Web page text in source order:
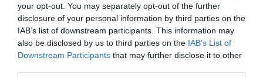
your opt-out. You may separately opt-out of the further
disclosure of your personal information by third parties on the
IAB’s list of downstream participants. This information may
also be disclosed by us to third parties on the IAB’s List of
Downstream Participants that may further disclose it to other
Ο καιρός αλλάζει πρόσωπο:
Έρχονται 40άρια μαζί με
θυελλώδη μελτέμια
07.08.2026 | 22:20
Εύβοια: Ηχηρό μήνυμα πέντε
Κρίση στο κόμμα
Καρυστιανού: Δύο
ακόμη στελέχη
Κωνσταντοπούλου από
τη Βοιωτία: Αυτό που
συμβαίνει δεν είναι